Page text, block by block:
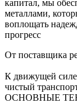
капитал, мы
металлами,
воплощать
прогресс
От поставщика
К движущей силе
чистый
ОСНОВНЫЕ